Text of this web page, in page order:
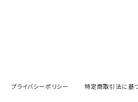
プライバシーポリシー 特定商取引法に基